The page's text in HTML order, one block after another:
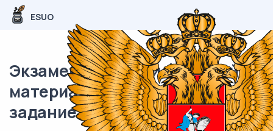
ESUO
Экзаменационный (типовой)
материал ОГЭ / Химия / 23-24
задание (24) / 44